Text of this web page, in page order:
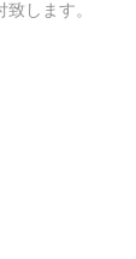
します。